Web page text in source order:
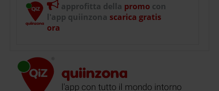
approfitta della promo con
l'app quiinzona scarica gratis
ora